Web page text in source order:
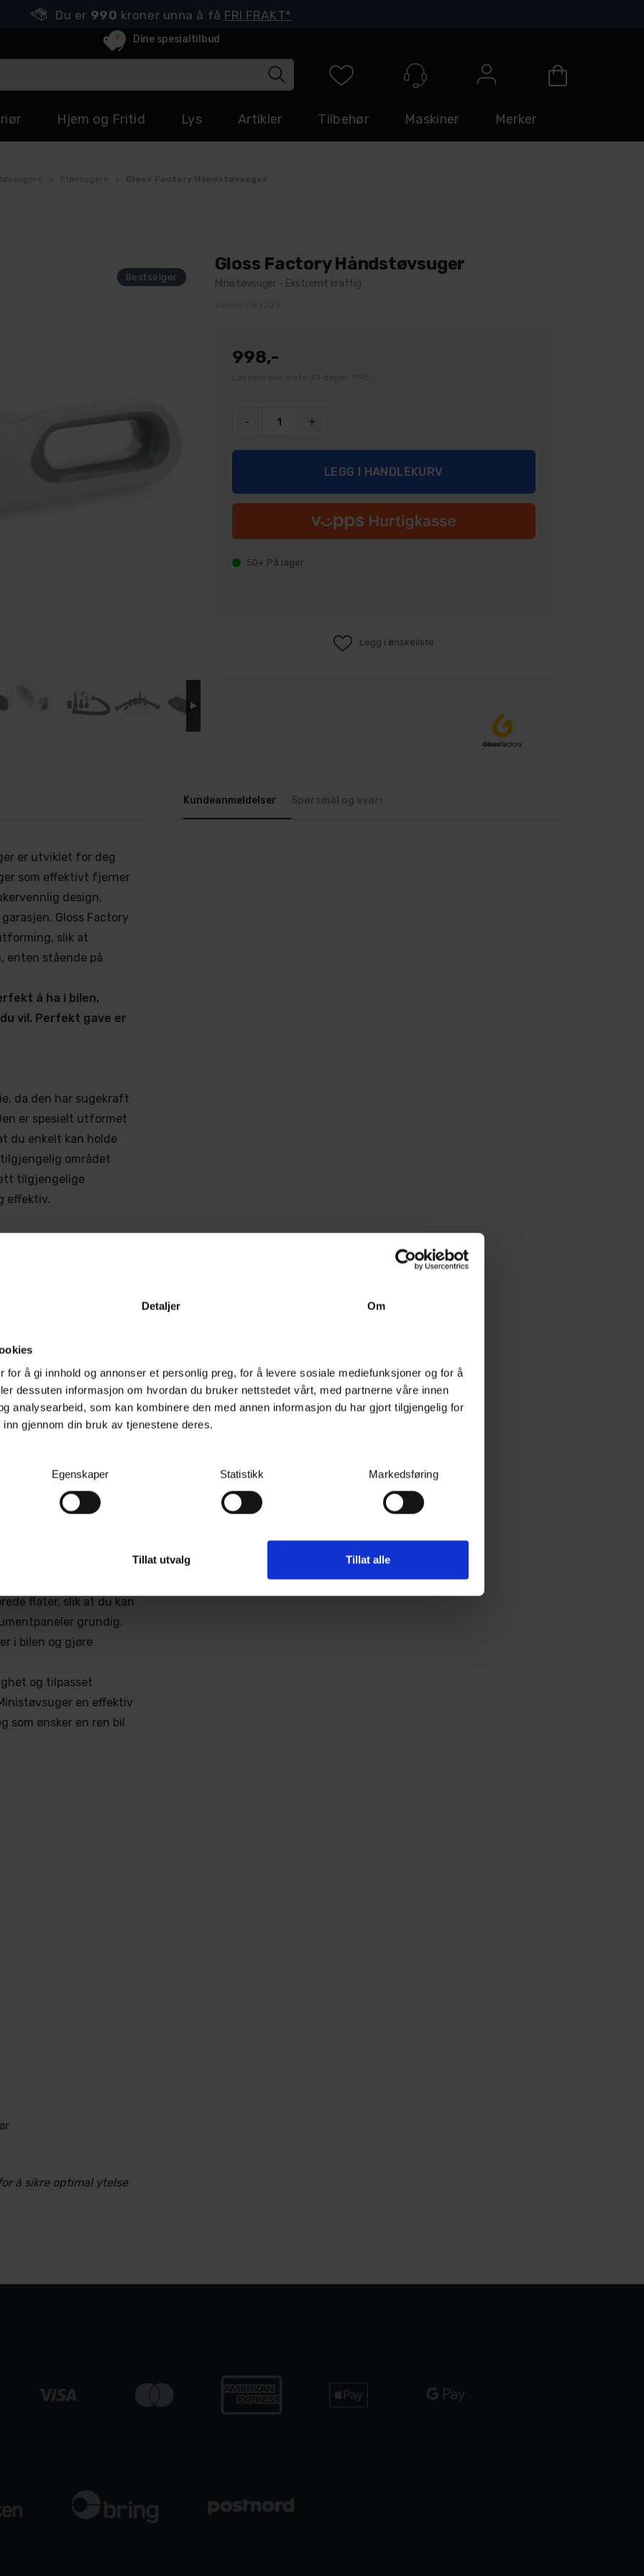
Detaljer Om
for å gi innhold og annonser et personlig preg, for å levere sosiale mediefunksjoner og for å
dessuten informasjon om hvordan du bruker nettstedet vårt, med partnerne våre innen
analysearbeid, som kan kombinere den med annen informasjon du har gjort tilgjengelig for
gjennom din bruk av tjenestene deres.
Egenskaper Statistikk Markedsføring
Tillat utvalg Tillat alle
7 Dine spesialtilbud
Hjem og Fritid Lys Artikler Tilbehør Maskiner Merker
Du er 990 kroner unna å få FRI FRAKT*
Gloss Factory Håndstøvsuger
Ministøvsuger - Ekstremt kraftig
998,-
- +
50+ På lager
Legg i ønskeliste
er utviklet for deg
som effektivt fjerner
design,
Gloss Factory
slik at
enten stående på
å ha i bilen,
vil. Perfekt gave er
da den har sugekraft
er spesielt utformet
du enkelt kan holde
området
tilgjengelige
effektiv.
er designet med
Den kan stå vertikalt
som ønsker en
ytelsen. Dette
som krever en
klumpete utstyr.
ministøvsugeren
som raskt
reduserer behovet
du kan holde
prosedyrer.
Factory Ekstremt
tilbehør. Dette
flater, slik at du kan
grundig.
i bilen og gjøre
og tilpasset
en effektiv
som ønsker en ren bil
å sikre optimal ytelse
Kundeanmeldelser Spørsmål og svar: